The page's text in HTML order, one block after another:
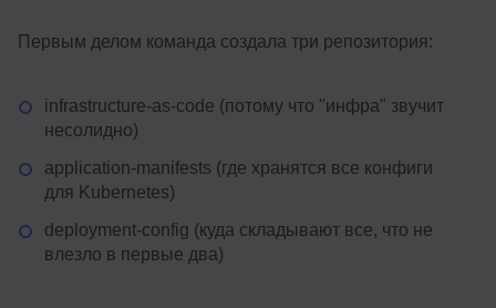
Первым делом команда создала три репозитория:
infrastructure-as-code (потому что "инфра" звучит
несолидно)
application-manifests (где хранятся все конфиги
для Kubernetes)
deployment-config (куда складывают все, что не
влезло в первые два)